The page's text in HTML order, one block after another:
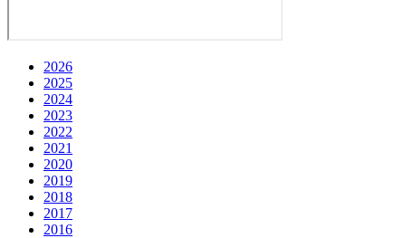
2026
2025
2024
2023
2022
2021
2020
2019
2018
2017
2016